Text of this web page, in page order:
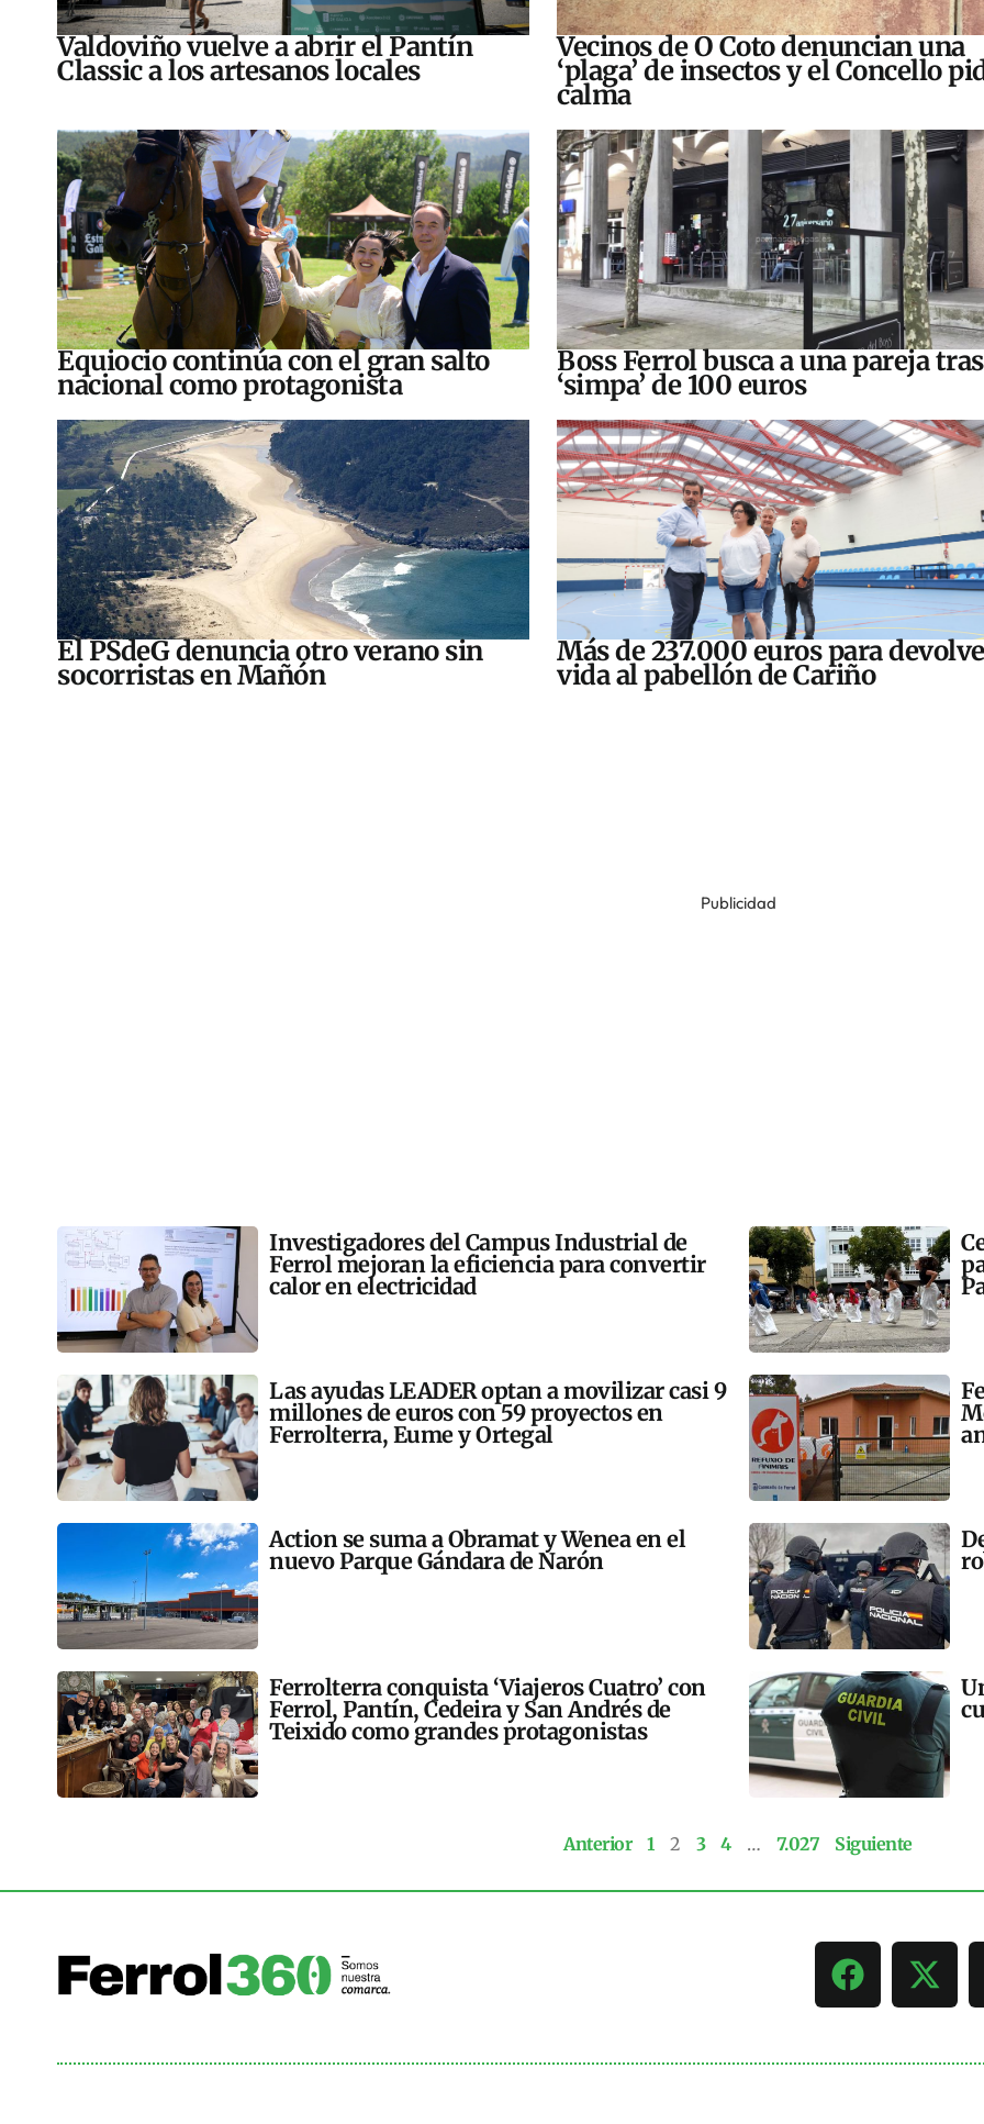
Valdoviño vuelve a abrir el Pantín
Classic a los artesanos locales
Vecinos de O Coto denuncian una
‘plaga’ de insectos y el Concello
calma
Equiocio continúa con el gran salto
nacional como protagonista
Boss Ferrol busca a una pareja
‘simpa’ de 100 euros
El PSdeG denuncia otro verano sin
socorristas en Mañón
Más de 237.000 euros para
vida al pabellón de Cariño
Publicidad
Investigadores del Campus Industrial de
Ferrol mejoran la eficiencia para convertir
calor en electricidad
Las ayudas LEADER optan a movilizar casi 9
millones de euros con 59 proyectos en
Ferrolterra, Eume y Ortegal
Action se suma a Obramat y Wenea en el
nuevo Parque Gándara de Narón
Ferrolterra conquista ‘Viajeros Cuatro’ con
Ferrol, Pantín, Cedeira y San Andrés de
Teixido como grandes protagonistas
Anterior 1 2 3 4 … 7.027 Siguiente